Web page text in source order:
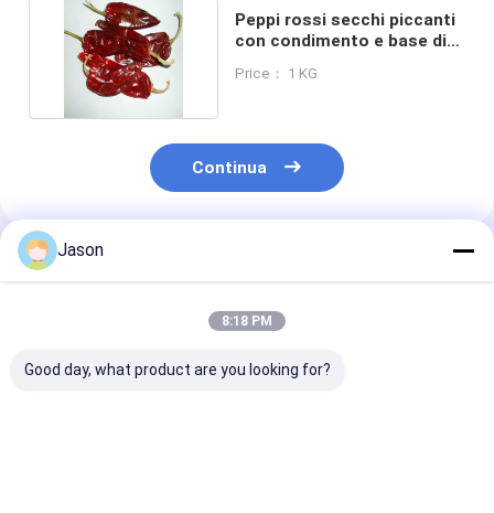
Peppi rossi secchi piccanti
con condimento e base di
Price： 1 KG
Continua
Prodotti Raccomandati
Jason
8:18 PM
Good day, what product are you looking for?